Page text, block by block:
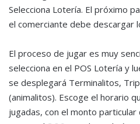
Selecciona Lotería. El próximo
el comerciante debe descargar
El proceso de jugar es muy
selecciona en el POS Lotería y
se desplegará Terminalitos,
(animalitos). Escoge el horario
jugadas, con el monto particular